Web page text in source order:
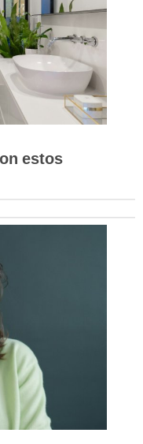
estos